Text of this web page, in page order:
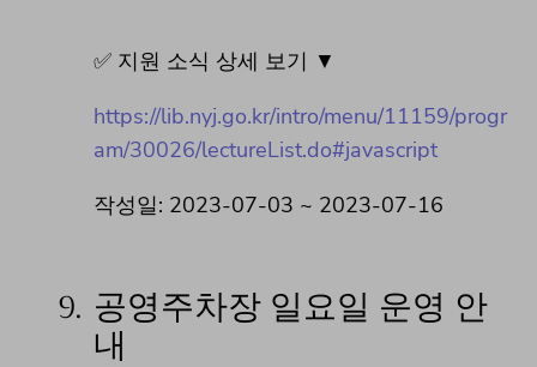
✅ 지원 소식 상세 보기 ▼
https://lib.nyj.go.kr/intro/menu/11159/progr
am/30026/lectureList.do#javascript
작성일: 2023-07-03 ~ 2023-07-16
9. 공영주차장 일요일 운영 안
내